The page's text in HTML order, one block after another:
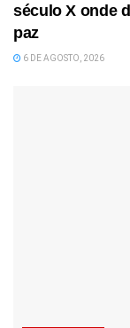
século X onde
paz
6 DE AGOSTO, 2026